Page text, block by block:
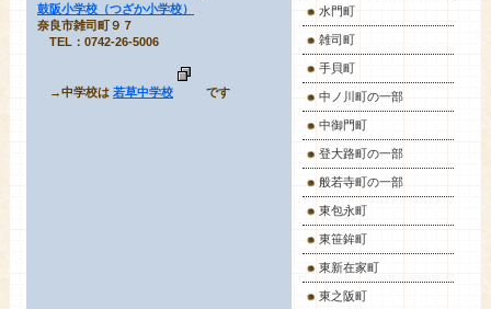
鼓阪小学校（つざか小学校）
奈良市雑司町９７
TEL：0742-26-5006
→中学校は 若草中学校 です
水門町
雑司町
手貝町
中ノ川町の一部
中御門町
登大路町の一部
般若寺町の一部
東包永町
東笹鉾町
東新在家町
東之阪町